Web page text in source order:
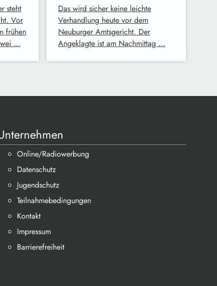
steht
Vor
frühen
…
Das wird sicher keine leichte
Verhandlung heute vor dem
Neuburger Amtsgericht. Der
Angeklagte ist am Nachmittag …
Online/Radiowerbung
Datenschutz
Jugendschutz
Teilnahmebedingungen
Kontakt
Impressum
Barrierefreiheit